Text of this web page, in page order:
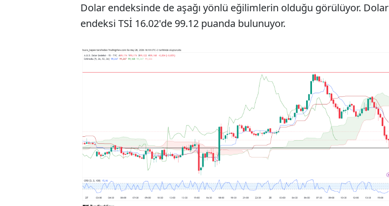
Dolar endeksinde de aşağı yönlü eğilimlerin olduğu görülüyor. Dolar
endeksi TSİ 16.02'de 99.12 puanda bulunuyor.